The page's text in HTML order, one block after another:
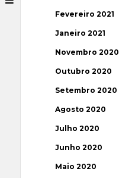
Fevereiro 2021
Janeiro 2021
Novembro 2020
Outubro 2020
Setembro 2020
Agosto 2020
Julho 2020
Junho 2020
Maio 2020